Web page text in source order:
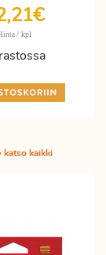
/ kpl
katso kaikki